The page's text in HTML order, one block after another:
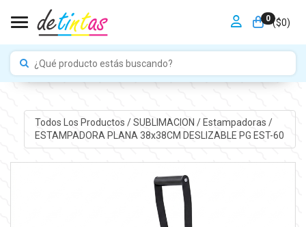
0 ($0)
Toggle navigation
Todos Los Productos /SUBLIMACION / Estampadoras /
ESTAMPADORA PLANA 38x38CM DESLIZABLE PG EST-60